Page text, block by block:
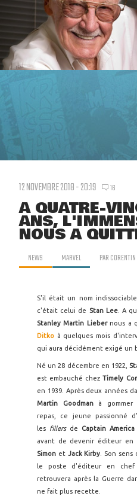
12 NOVEMBRE 2018 - 20:19 16
A QUATRE-
ANS,
NOUS A
NEWS MARVEL PARCORENTIN
S'il était un nom
c'était celui de Stan Lee. A
Stanley Martin Liebernous a
Ditko à quelques mois
qui aura décidément exigé un
Né un 28 décembre en 1922,
est embauché chezTimely
en 1939. Après deux années
Martin Goodman à
repas, ce jeune passionné
les fillersde Captain America
avant de devenir éditeur
Simon et Jack Kirby . Son
le poste d'éditeur en
retrouvera après la Guerre
ne fait plus recette.